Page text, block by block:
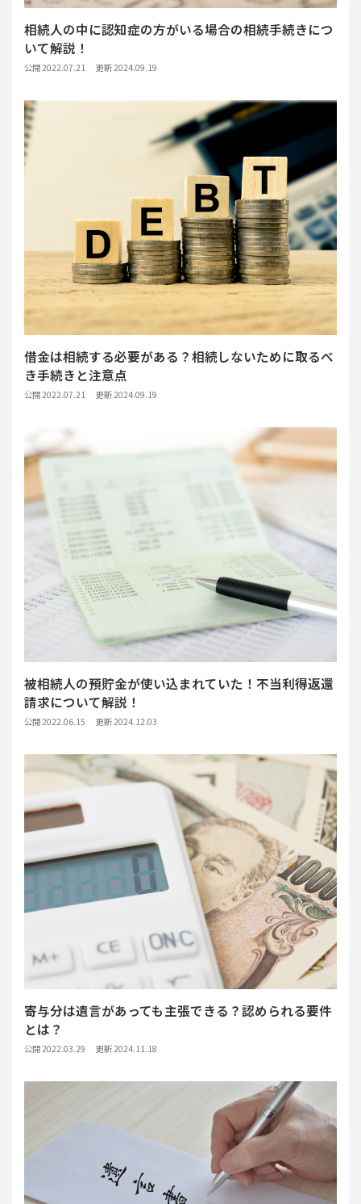
相続人の中に認知症の方がいる場合の相続手続きにつ
いて解説！
公開 2022.07.21 更新 2024.09.19
借金は相続する必要がある？相続しないために取るべ
き手続きと注意点
公開 2022.07.21 更新 2024.09.19
被相続人の預貯金が使い込まれていた！不当利得返還
請求について解説！
公開 2022.06.15 更新 2024.12.03
寄与分は遺言があっても主張できる？認められる要件
とは？
公開 2022.03.29 更新 2024.11.18